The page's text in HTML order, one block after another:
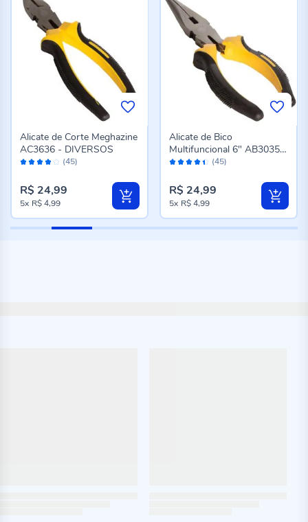
Avaliação: (45)
Alicate de Corte Meghazine
AC3636 - DIVERSOS
R$ 24,99
5x R$ 4,99
Avaliação: (45)
Alicate de Bico
Multifuncional 6" AB3035
Meghazine - Amarelo
R$ 24,99
5x R$ 4,99